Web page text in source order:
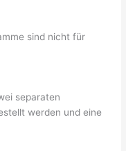
sind nicht für
separaten
werden und eine